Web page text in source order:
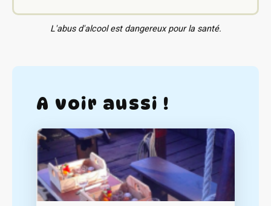
L'abus d'alcool est dangereux pour la santé.
A voir aussi !